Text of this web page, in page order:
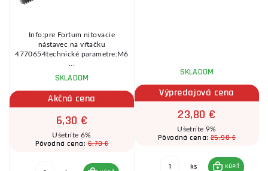
Info:pre Fortum nitovacie
nástavec na vŕtačku
4770654technické parametre:M6
SKLADOM
Akčná cena
6,30 €
Ušetríte 6%
Pôvodná cena:6,70 €
SKLADOM
Výpredajová cena
23,80 €
Ušetríte 9%
Pôvodná cena:25,90 €
ks KÚPIŤ